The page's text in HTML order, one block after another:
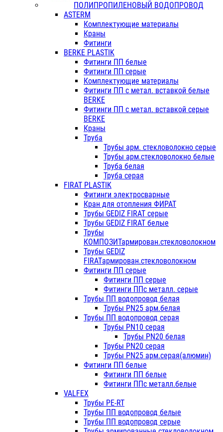
ПОЛИПРОПИЛЕНОВЫЙ ВОДОПРОВОД
ASTERM
Комплектующие материалы
Краны
Фитинги
BERKE PLASTIK
Фитинги ПП белые
Фитинги ПП серые
Комплектующие материалы
Фитинги ПП с метал. вставкой белые
BERKE
Фитинги ПП с метал. вставкой серые
BERKE
Краны
Труба
Трубы арм. стекловолокно серые
Трубы арм.стекловолокно белые
Труба белая
Труба серая
FIRAT PLASTIK
Фитинги электросварные
Кран для отопления ФИРАТ
Трубы GEDIZ FIRAT серые
Трубы GEDIZ FIRAT белые
Трубы
КОМПОЗИТармирован.стекловолокном
Трубы GEDIZ
FIRATармирован.стекловолокном
Фитинги ПП серые
Фитинги ПП серые
Фитинги ППс металл. серые
Трубы ПП водопровод белая
Трубы PN25 арм.белая
Трубы ПП водопровод серая
Трубы PN10 серая
Трубы PN20 белая
Трубы PN20 серая
Трубы PN25 арм.серая(алюмин)
Фитинги ПП белые
Фитинги ПП белые
Фитинги ППс металл.белые
VALFEX
Трубы PE-RT
Трубы ПП водопровод белые
Трубы ПП водопровод серые